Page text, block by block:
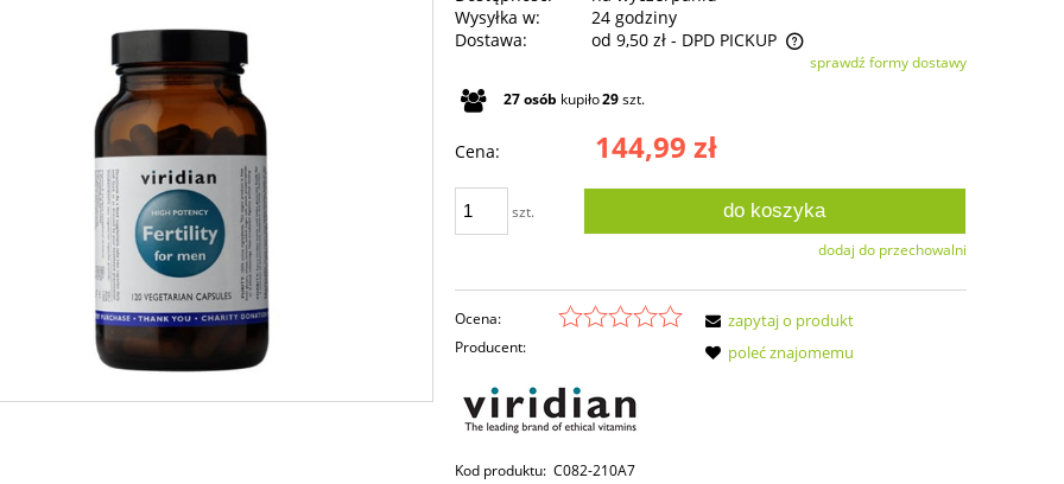
Wysyłka w:
24 godziny
Dostawa:
od 9,50 zł - DPD PICKUP
Cena nie zawiera ewentualnych kosztów
płatności
sprawdź formy dostawy
27osób kupiło29szt.
Cena: 144,99 zł
szt. do koszyka
dodaj do przechowalni
Ocena:
Producent:
Kod produktu: C082-210A7
zapytaj o produkt
poleć znajomemu